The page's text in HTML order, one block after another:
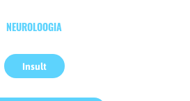
NEUROLOOGIA
Insult